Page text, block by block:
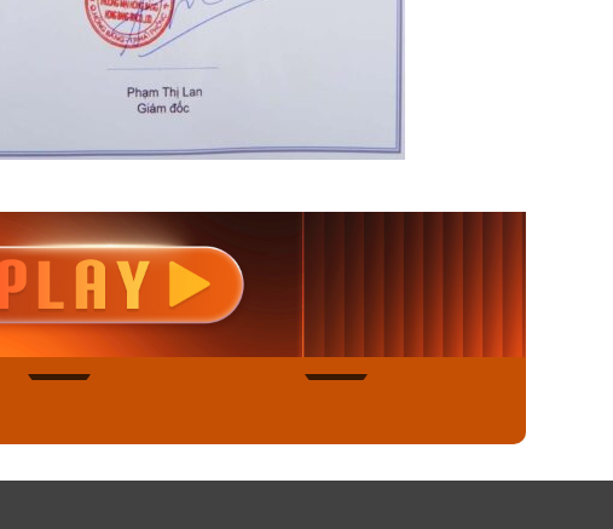
Casio Unisex AQ-
230EL-1ADF
2.117.000₫
1.799.450₫
Mua ngay